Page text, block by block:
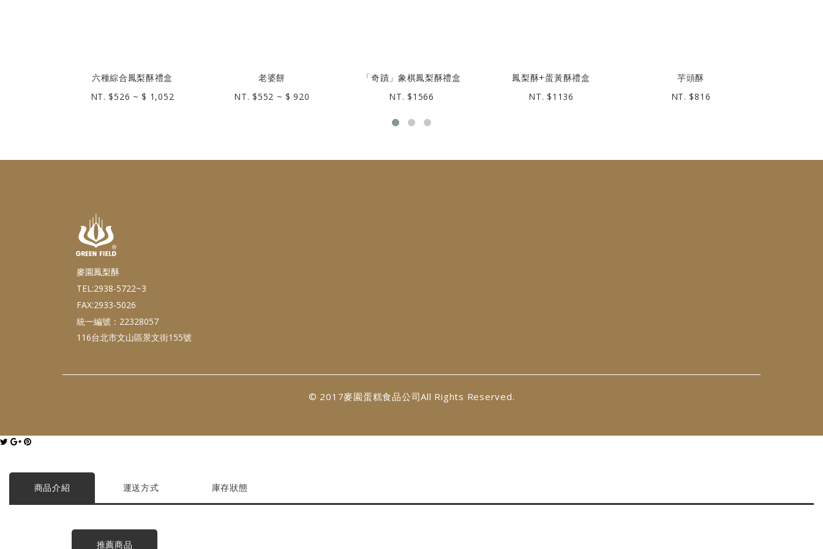
六種綜合鳳梨酥禮盒
NT. $526 ~ $ 1,052
老婆餅
NT. $552 ~ $ 920
「奇蹟」象棋鳳梨酥禮盒
NT. $1566
鳳梨酥+蛋黃酥禮盒
NT. $1136
芋頭酥
NT. $816
麥園鳳梨酥
TEL:2938-5722~3
FAX:2933-5026
統一編號：22328057
116台北市文山區景文街155號
© 2017麥園蛋糕食品公司All Rights Reserved.
商品介紹 運送方式 庫存狀態
推薦商品